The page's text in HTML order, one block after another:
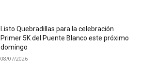
Listo Quebradillas para la celebración
Primer 5K del Puente Blanco este próximo
domingo
08/07/2026